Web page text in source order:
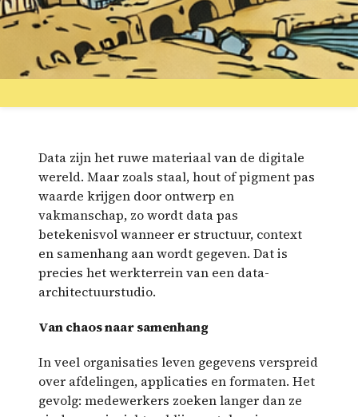
Data zijn het ruwe materiaal van de digitale
wereld. Maar zoals staal, hout of pigment pas
waarde krijgen door ontwerp en
vakmanschap, zo wordt data pas
betekenisvol wanneer er structuur, context
en samenhang aan wordt gegeven. Dat is
precies het werkterrein van een data-
architectuurstudio.
Van chaos naar samenhang
In veel organisaties leven gegevens verspreid
over afdelingen, applicaties en formaten. Het
gevolg: medewerkers zoeken langer dan ze